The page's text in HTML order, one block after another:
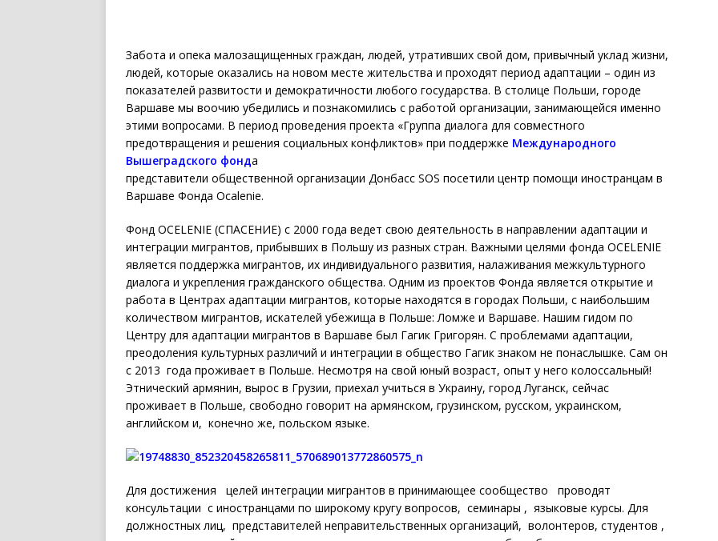
Забота и опека малозащищенных граждан, людей, утративших свой дом, привычный уклад жизни,
людей, которые оказались на новом месте жительства и проходят период адаптации – один из
показателей развитости и демократичности любого государства. В столице Польши, городе
Варшаве мы воочию убедились и познакомились с работой организации, занимающейся именно
этими вопросами. В период проведения проекта «Группа диалога для совместного
предотвращения и решения социальных конфликтов» при поддержке Международного
Вышеградского фонда
представители общественной организации Донбасс SOS посетили центр помощи иностранцам в
Варшаве Фонда Ocalenie.
Фонд OCELENIE (СПАСЕНИЕ) с 2000 года ведет свою деятельность в направлении адаптации и
интеграции мигрантов, прибывших в Польшу из разных стран. Важными целями фонда OCELENIE
является поддержка мигрантов, их индивидуального развития, налаживания межкультурного
диалога и укрепления гражданского общества. Одним из проектов Фонда является открытие и
работа в Центрах адаптации мигрантов, которые находятся в городах Польши, с наибольшим
количеством мигрантов, искателей убежища в Польше: Ломже и Варшаве. Нашим гидом по
Центру для адаптации мигрантов в Варшаве был Гагик Григорян. С проблемами адаптации,
преодоления культурных различий и интеграции в общество Гагик знаком не понаслышке. Сам он
с 2013 года проживает в Польше. Несмотря на свой юный возраст, опыт у него колоссальный!
Этнический армянин, вырос в Грузии, приехал учиться в Украину, город Луганск, сейчас
проживает в Польше, свободно говорит на армянском, грузинском, русском, украинском,
английском и, конечно же, польском языке.
Для достижения целей интеграции мигрантов в принимающее сообщество проводят
консультации с иностранцами по широкому кругу вопросов, семинары , языковые курсы. Для
должностных лиц, представителей неправительственных организаций, волонтеров, студентов ,